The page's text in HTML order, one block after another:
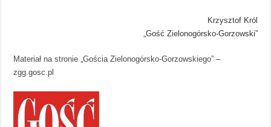
Krzysztof Król
„Gość Zielonogórsko-Gorzowski”
Materiał na stronie „Gościa Zielonogórsko-Gorzowskiego” –
zgg.gosc.pl